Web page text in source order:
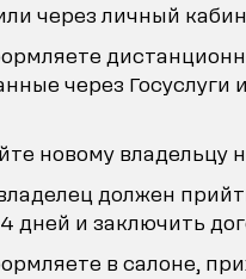
через личный
через Госуслуги
новому владельцу
должен
дней и заключить
в салоне,